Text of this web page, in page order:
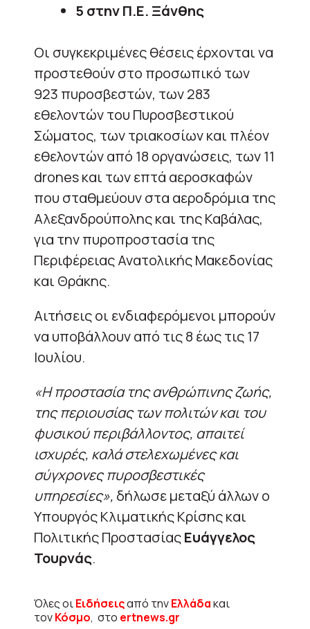
5 στην Π.Ε. Ξάνθης
Οι συγκεκριμένες θέσεις έρχονται να
προστεθούν στο προσωπικό των
923 πυροσβεστών, των 283
εθελοντών του Πυροσβεστικού
Σώματος, των τριακοσίων και πλέον
εθελοντών από 18 οργανώσεις, των 11
drones και των επτά αεροσκαφών
που σταθμεύουν στα αεροδρόμια της
Αλεξανδρούπολης και της Καβάλας,
για την πυροπροστασία της
Περιφέρειας Ανατολικής Μακεδονίας
και Θράκης.
Αιτήσεις οι ενδιαφερόμενοι μπορούν
να υποβάλλουν από τις 8 έως τις 17
Ιουλίου.
«Η προστασία της ανθρώπινης ζωής,
της περιουσίας των πολιτών και του
φυσικού περιβάλλοντος, απαιτεί
ισχυρές, καλά στελεχωμένες και
σύγχρονες πυροσβεστικές
υπηρεσίες», δήλωσε μεταξύ άλλων ο
Υπουργός Κλιματικής Κρίσης και
Πολιτικής ΠροστασίαςΕυάγγελος
Τουρνάς.
Όλες οιΕιδήσειςαπό τηνΕλλάδακαι
τονΚόσμο, στο ertnews.gr